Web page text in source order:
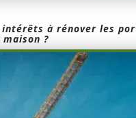
intérêts à rénover les
?